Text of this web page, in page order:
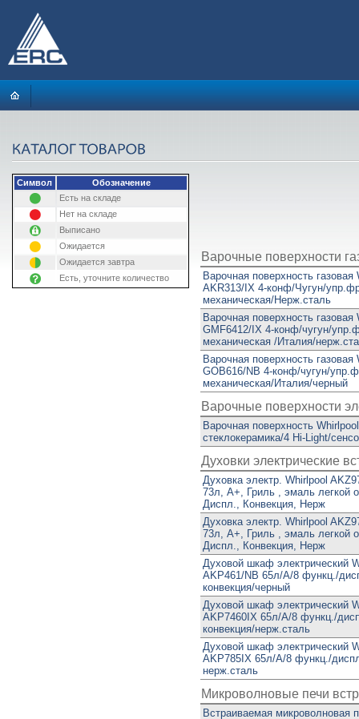
Символ
Обозначение
Есть на складе
Нет на складе
Выписано
Ожидается
Ожидается завтра
Есть, уточните количество
Варочные поверхности
Варочная поверхность газовая
AKR313/IX 4-конф/Чугун/
механическая/Нерж.сталь
Варочная поверхность газовая
GMF6412/IX 4-конф/чугун/
механическая /Италия/
Варочная поверхность газовая
GOB616/NB 4-конф/чугун/
механическая/Италия/черный
Варочные поверхности
Варочная поверхность
стеклокерамика/4 Hi-Light/
Духовки электрические
Духовка электр. Whirlpool
73л, A+, Гриль , эмаль легкой
Диспл., Конвекция, Нерж
Духовка электр. Whirlpool
73л, A+, Гриль , эмаль легкой
Диспл., Конвекция, Нерж
Духовой шкаф электрический
AKP461/NB 65л/А/8 функц./
конвекция/черный
Духовой шкаф электрический
AKP7460IX 65л/А/8 функц./
конвекция/нерж.сталь
Духовой шкаф электрический
AKP785IX 65л/А/8 функц./
нерж.сталь
Микроволновые печи
Встраиваемая микроволновая